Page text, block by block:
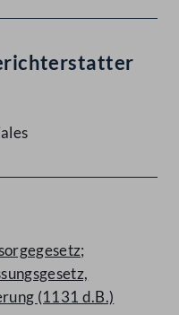
(1131 d.B.)